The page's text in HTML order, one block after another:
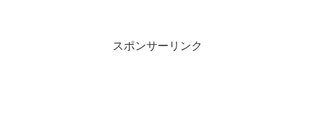
スポンサーリンク